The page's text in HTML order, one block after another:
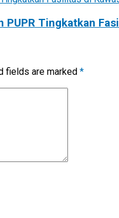
Tingkatkan
fields are marked *